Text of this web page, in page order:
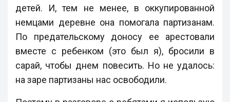
детей. И, тем не менее, в оккупированной
немцами деревне она помогала партизанам.
По предательскому доносу ее арестовали
вместе с ребенком (это был я), бросили в
сарай, чтобы днем повесить. Но не удалось:
на заре партизаны нас освободили.